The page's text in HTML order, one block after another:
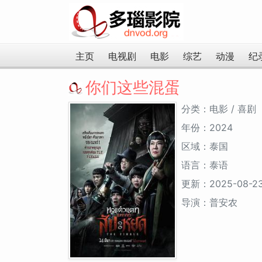
主页 电视剧 电影 综艺 动漫 纪
你们这些混蛋
分类：电影 / 喜剧
年份：2024
区域：泰国
语言：泰语
更新：2025-08-
导演：普安农